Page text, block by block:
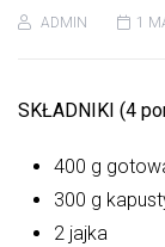
ADMIN 1
SKŁADNIKI (4
400 g
300 g
2 jajka